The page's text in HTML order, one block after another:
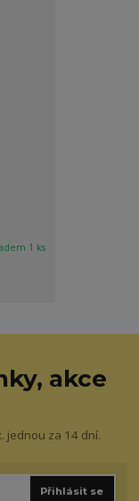
1 ks
akce
jednou za 14 dní.
Přihlásit se